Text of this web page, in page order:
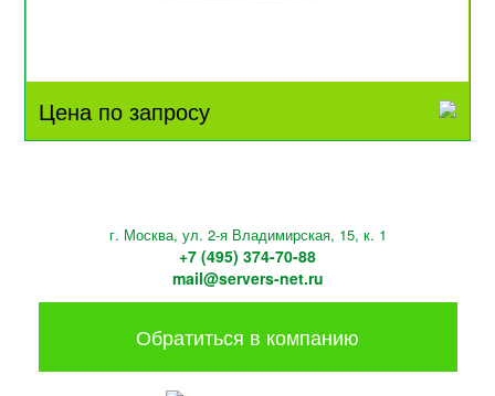
Цена по запросу
г. Москва, ул. 2-я Владимирская, 15, к. 1
+7 (495) 374-70-88
mail@servers-net.ru
Обратиться в компанию